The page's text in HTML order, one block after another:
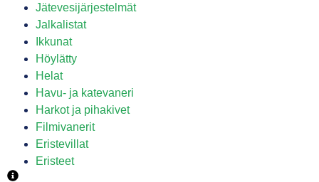
Jätevesijärjestelmät
Jalkalistat
Ikkunat
Höylätty
Helat
Havu- ja katevaneri
Harkot ja pihakivet
Filmivanerit
Eristevillat
Eristeet